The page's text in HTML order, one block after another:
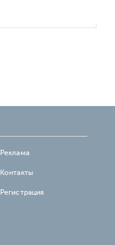
Реклама
Контакты
Регистрация